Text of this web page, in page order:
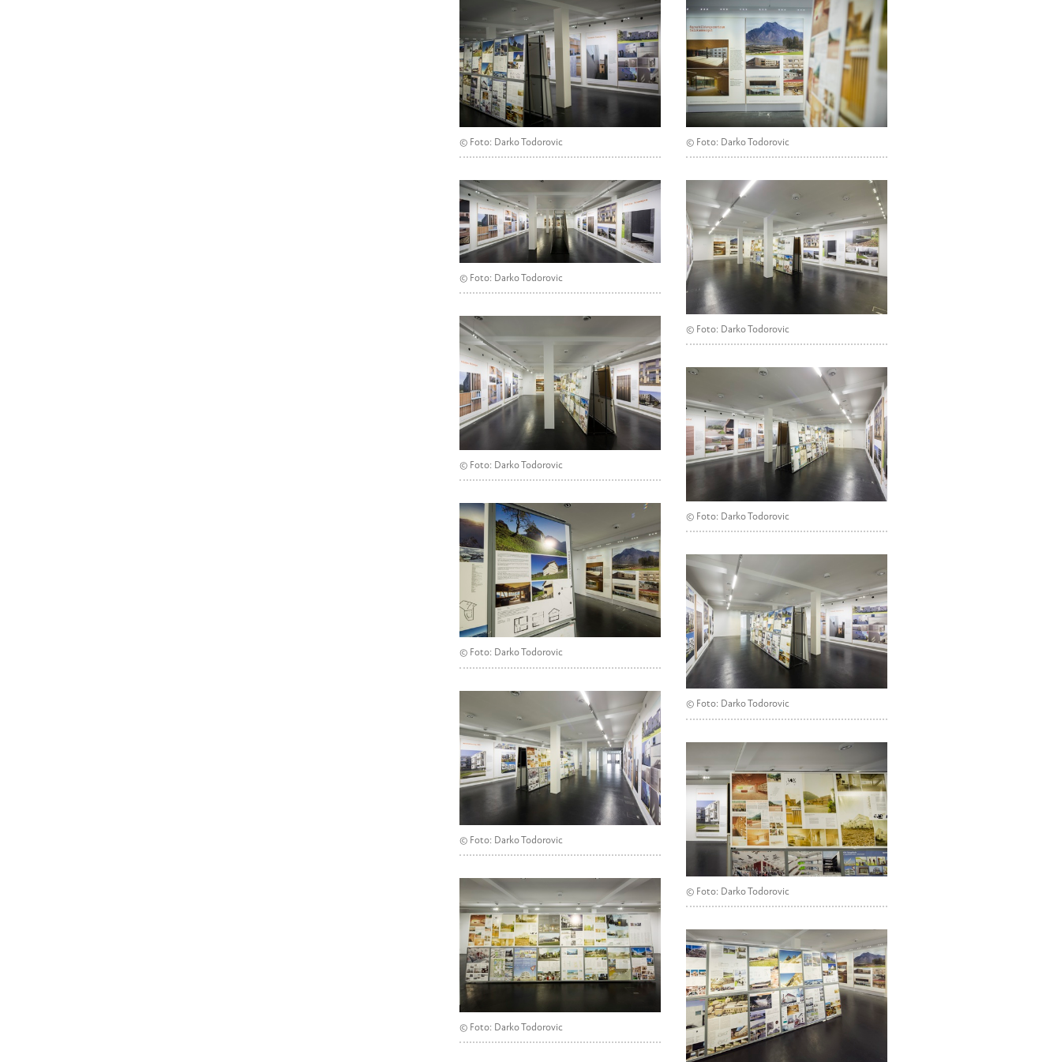
© Foto: Darko Todorovic © Foto: Darko Todorovic
© Foto: Darko Todorovic
© Foto: Darko Todorovic
© Foto: Darko Todorovic
© Foto: Darko Todorovic
© Foto: Darko Todorovic
© Foto: Darko Todorovic
© Foto: Darko Todorovic
© Foto: Darko Todorovic
© Foto: Darko Todorovic